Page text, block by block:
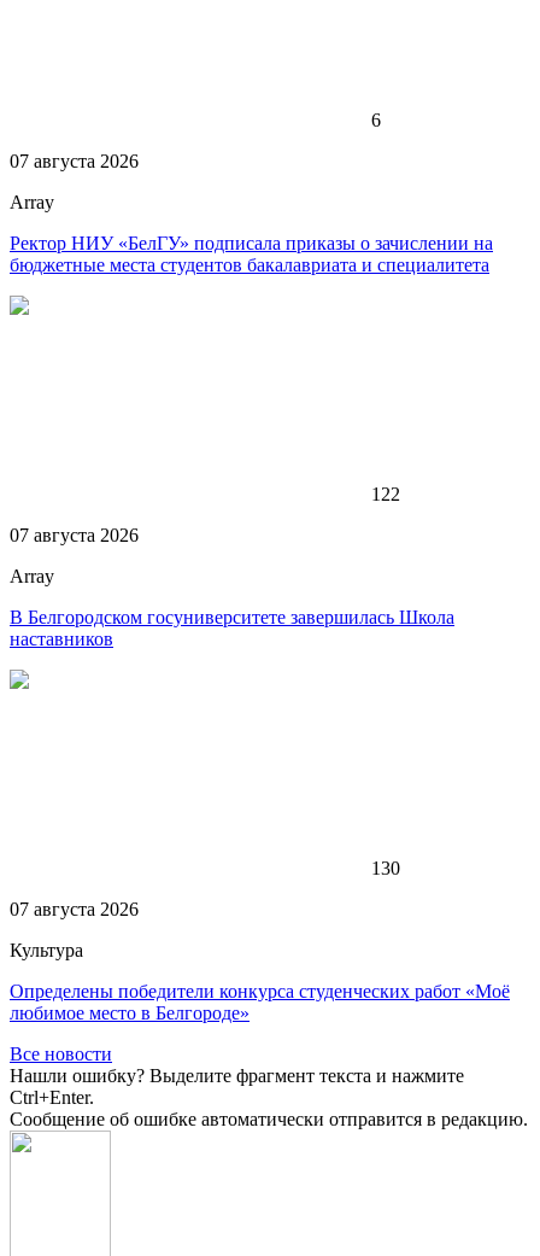
6
07 августа 2026
Array
Ректор НИУ «БелГУ» подписала приказы о зачислении на
бюджетные места студентов бакалавриата и специалитета
122
07 августа 2026
Array
В Белгородском госуниверситете завершилась Школа
наставников
130
07 августа 2026
Культура
Определены победители конкурса студенческих работ «Моё
любимое место в Белгороде»
Все новости
Нашли ошибку? Выделите фрагмент текста и нажмите
Ctrl+Enter.
Сообщение об ошибке автоматически отправится в редакцию.